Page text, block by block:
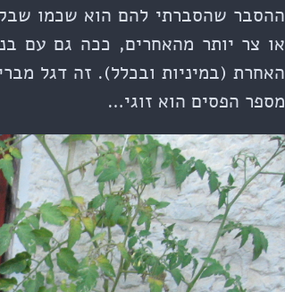
ההסבר שהסברתי להם הוא שכמו
או צר יותר מהאחרים, ככה גם עם
האחרת (במיניות ובכלל). זה דגל
מספר הפסים הוא זוגי…